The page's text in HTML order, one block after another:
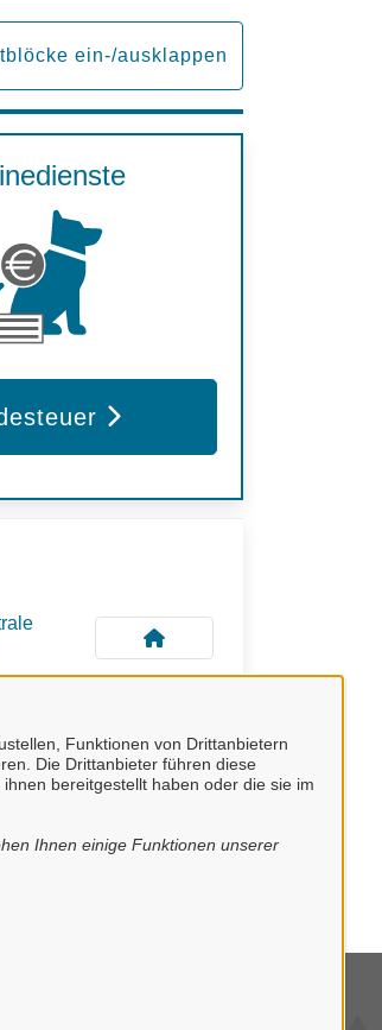
Funktionen von Drittanbietern
Die Drittanbieter führen diese
bereitgestellt haben oder die sie im
Ihnen einige Funktionen unserer
ein-/ausklappen